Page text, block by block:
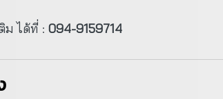
ม ได้ที่ : 094-9159714